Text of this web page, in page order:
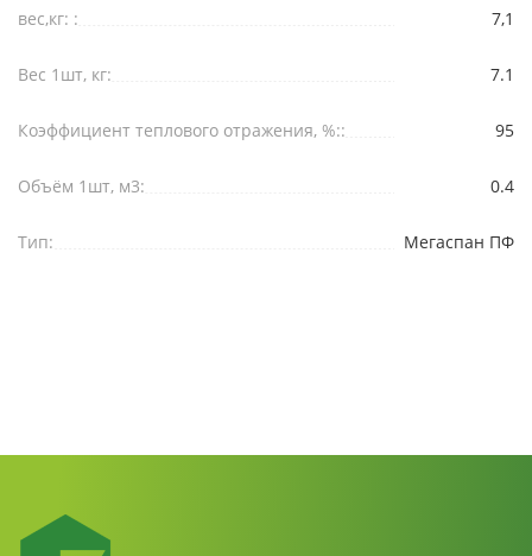
вес,кг: : 7,1
Вес 1шт, кг: 7.1
Коэффициент теплового отражения, %:: 95
Объём 1шт, м3: 0.4
Тип: Мегаспан ПФ